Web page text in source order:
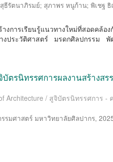
ธีรัตนาภิรมย์; สุภาพร หนูก้าน;พิเชฐ ธิ
งการเรียนรู้แนวทางใหม่ที่สอดคล้อ
งประวัติศาสตร์ มรดกศิลปกรรม
ตรนิทรรศการผลงานสร้างส
Architecture / สูจิบัตรนิทรรศการ
รมศาสตร์ มหาวิทยาลัยศิลปากร,